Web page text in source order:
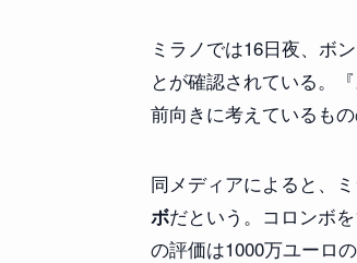
ミラノでは16日夜、ボ
とが確認されている。
前向きに考えているも
同メディアによると、
ボだという。コロンボ
の評価は1000万ユーロ